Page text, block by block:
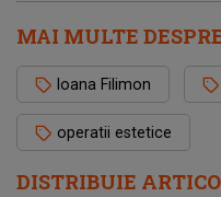
DISTRIBUIE
MAI MULTE
Ioana Filimon
operatii estetice